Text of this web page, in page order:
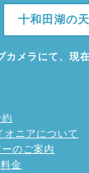
十和田湖の
カメラにて、現
ニアについて
のご案内
金